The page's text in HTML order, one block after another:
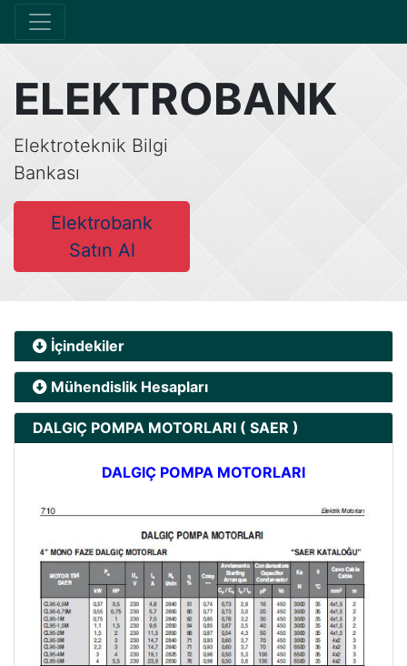
ELEKTROBANK
Elektroteknik Bilgi
Bankası
Elektrobank
Satın Al
İçindekiler
Mühendislik Hesapları
DALGIÇ POMPA MOTORLARI ( SAER )
DALGIÇ POMPA MOTORLARI